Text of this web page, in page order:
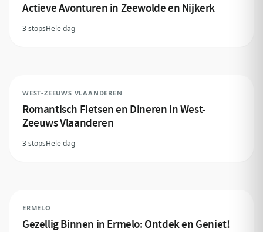
Actieve Avonturen in Zeewolde en Nijkerk
3 stopsHele dag
WEST-ZEEUWS VLAANDEREN
Romantisch Fietsen en Dineren in West-
Zeeuws Vlaanderen
3 stopsHele dag
ERMELO
Gezellig Binnen in Ermelo: Ontdek en Geniet!